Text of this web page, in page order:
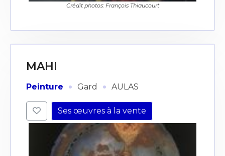
Crédit photos: François Thiaucourt
MAHI
Peinture · Gard · AULAS
Ses œuvres à la vente